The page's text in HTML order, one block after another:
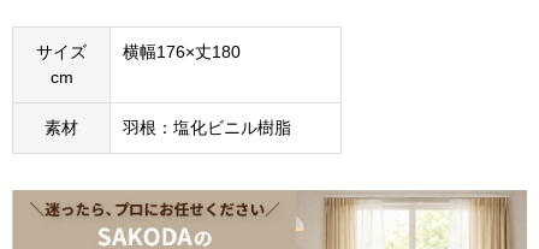
サイズ
cm
横幅176×丈180
素材 羽根：塩化ビニル樹脂